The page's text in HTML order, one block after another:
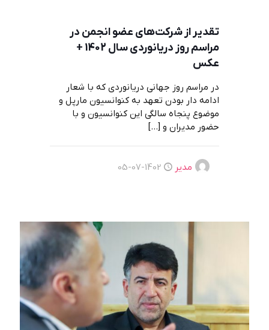
تقدیر از شرکت‌های عضو انجمن در
مراسم روز دریانوردی سال 1402 +
عکس
در مراسم روز جهانی دریانوردی که با شعار
ادامه دار بودن تعهد به کنوانسیون مارپل و
موضوع پنجاه سالگی این کنوانسیون و با
حضور مدیران و […]
مدیر 1402-07-05